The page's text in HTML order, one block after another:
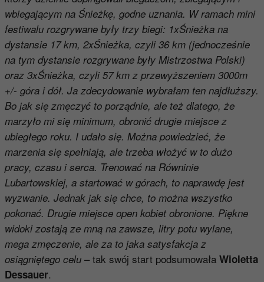
wbiegającym na Śnieżkę, godne uznania. W ramach mini
festiwalu rozgrywane były trzy biegi: 1xŚnieżka na
dystansie 17 km, 2xŚnieżka, czyli 36 km (jednocześnie
na tym dystansie rozgrywane były Mistrzostwa Polski)
oraz 3xŚnieżka, czyli 57 km z przewyższeniem 3000m
+/- góra i dół. Ja zdecydowanie wybrałam ten najdłuższy.
Bo jak się zmęczyć to porządnie, ale też dlatego, że
marzyło mi się minimum, obronić drugie miejsce z
ubiegłego roku. I udało się. Można powiedzieć, że
marzenia się spełniają, ale trzeba włożyć w to dużo
pracy, czasu i serca. Trenować na Równinie
Lubartowskiej, a startować w górach, to naprawdę jest
wyzwanie. Jednak jak się chce, to można wszystko
pokonać. Drugie miejsce open kobiet obronione. Piękne
widoki zostają ze mną na zawsze, litry potu wylane,
mega zmęczenie, ale za to jaka satysfakcja z
osiągniętego celu– tak swój start podsumowała Wioletta
Dessauer.